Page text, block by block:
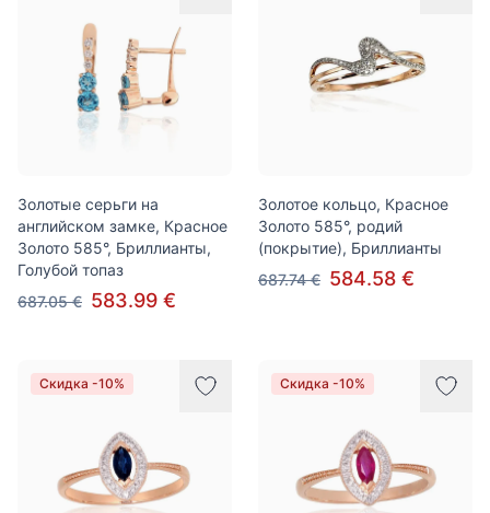
Золотые серьги на
английском замке, Красное
Золото 585°, Бриллианты,
Голубой топаз
687.05 € 583.99 €
Золотое кольцо, Красное
Золото 585°, родий
(покрытие), Бриллианты
687.74 € 584.58 €
Скидка -10% Скидка -10%